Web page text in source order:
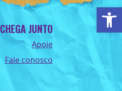
CHEGA JUNTO
Apoie
Fale conosco